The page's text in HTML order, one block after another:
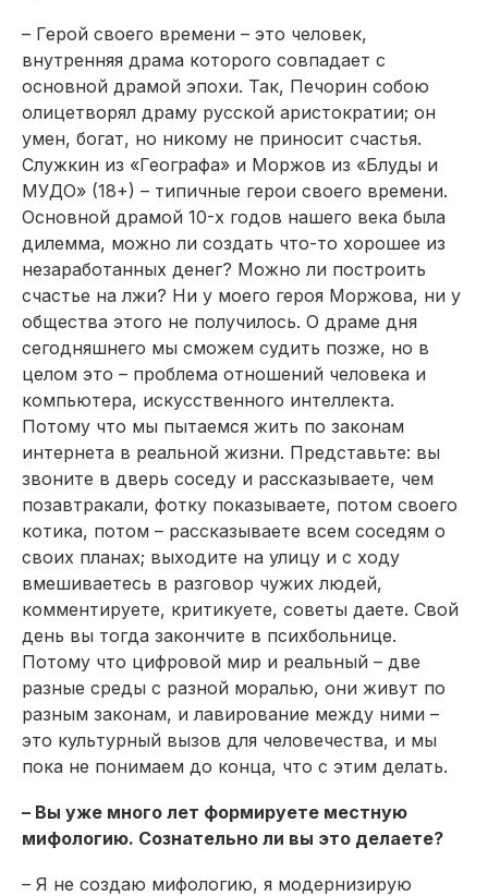
– Герой своего времени – это человек,
внутренняя драма которого совпадает с
основной драмой эпохи. Так, Печорин собою
олицетворял драму русской аристократии; он
умен, богат, но никому не приносит счастья.
Служкин из «Географа» и Моржов из «Блуды и
МУДО» (18+) – типичные герои своего времени.
Основной драмой 10-х годов нашего века была
дилемма, можно ли создать что-то хорошее из
незаработанных денег? Можно ли построить
счастье на лжи? Ни у моего героя Моржова, ни у
общества этого не получилось. О драме дня
сегодняшнего мы сможем судить позже, но в
целом это – проблема отношений человека и
компьютера, искусственного интеллекта.
Потому что мы пытаемся жить по законам
интернета в реальной жизни. Представьте: вы
звоните в дверь соседу и рассказываете, чем
позавтракали, фотку показываете, потом своего
котика, потом – рассказываете всем соседям о
своих планах; выходите на улицу и с ходу
вмешиваетесь в разговор чужих людей,
комментируете, критикуете, советы даете. Свой
день вы тогда закончите в психбольнице.
Потому что цифровой мир и реальный – две
разные среды с разной моралью, они живут по
разным законам, и лавирование между ними –
это культурный вызов для человечества, и мы
пока не понимаем до конца, что с этим делать.
– Вы уже много лет формируете местную
мифологию. Сознательно ли вы это делаете?
– Я не создаю мифологию, я модернизирую